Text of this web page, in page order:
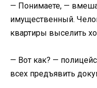
— Понимаете, —
имущественный.
квартиры выселить
— Вот как? —
всех предъявить